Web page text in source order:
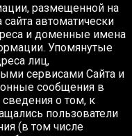
размещенной на
сайта автоматически
и доменные имена
Упомянутые
лиц,
сервисами Сайта и
сообщения в
сведения о том, к
пользователи
(в том числе